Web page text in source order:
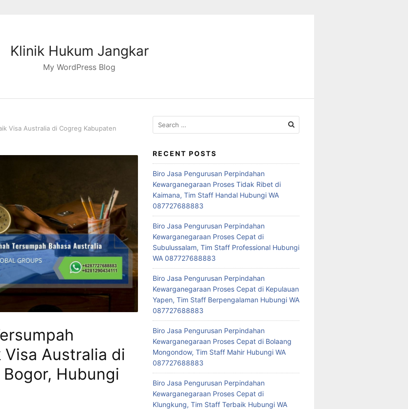
Klinik Hukum Jangkar
My WordPress Blog
Visa Australia di Cogreg Kabupaten
Visa Australia di
Hubungi
Search
for:
RECENT POSTS
Biro Jasa Pengurusan Perpindahan
Kewarganegaraan Proses Tidak Ribet di
Kaimana, Tim Staff Handal Hubungi WA
087727688883
Biro Jasa Pengurusan Perpindahan
Kewarganegaraan Proses Cepat di
Subulussalam, Tim Staff Professional Hubungi
WA 087727688883
Biro Jasa Pengurusan Perpindahan
Kewarganegaraan Proses Cepat di Kepulauan
Yapen, Tim Staff Berpengalaman Hubungi WA
087727688883
Biro Jasa Pengurusan Perpindahan
Kewarganegaraan Proses Cepat di Bolaang
Mongondow, Tim Staff Mahir Hubungi WA
087727688883
Biro Jasa Pengurusan Perpindahan
Kewarganegaraan Proses Cepat di
Klungkung, Tim Staff Terbaik Hubungi WA